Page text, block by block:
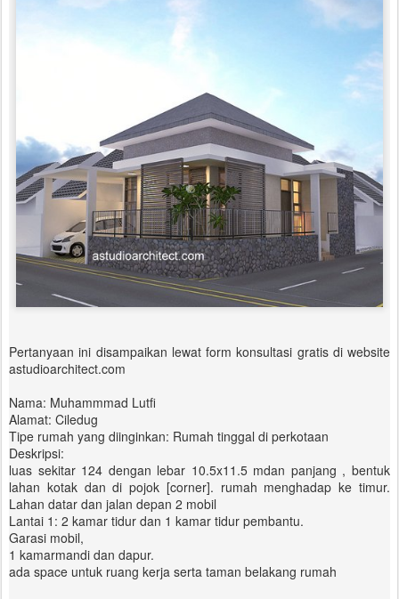
Pertanyaan ini disampaikan lewat form konsultasi gratis di website
astudioarchitect.com
Nama: Muhammmad Lutfi
Alamat: Ciledug
Tipe rumah yang diinginkan: Rumah tinggal di perkotaan
Deskripsi:
luas sekitar 124 dengan lebar 10.5x11.5 mdan panjang , bentuk
lahan kotak dan di pojok [corner]. rumah menghadap ke timur.
Lahan datar dan jalan depan 2 mobil
Lantai 1: 2 kamar tidur dan 1 kamar tidur pembantu.
Garasi mobil,
1 kamarmandi dan dapur.
ada space untuk ruang kerja serta taman belakang rumah